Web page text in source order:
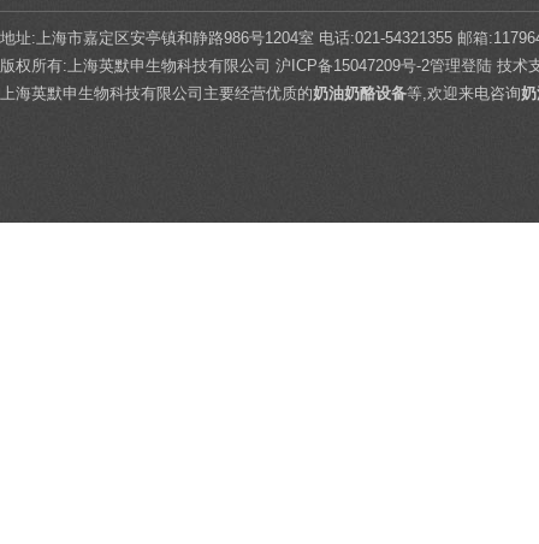
地址:上海市嘉定区安亭镇和静路986号1204室 电话:021-54321355 邮箱
版权所有:上海英默申生物科技有限公司 沪ICP备15047209号-2管理登陆 技术
上海英默申生物科技有限公司主要经营优质的奶油奶酪设备等,欢迎来电咨询